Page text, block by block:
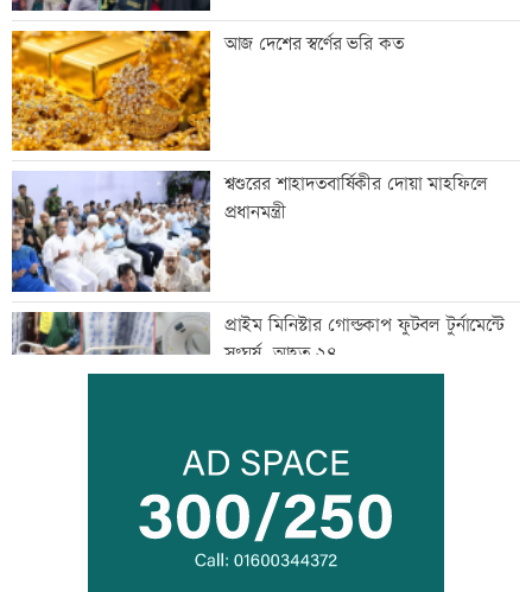
আজ দেশের স্বর্ণের ভরি কত
শ্বশুরের শাহাদতবার্ষিকীর দোয়া মাহফিলে
প্রধানমন্ত্রী
প্রাইম মিনিস্টার গোল্ডকাপ ফুটবল টুর্নামেন্টে
সংঘর্ষ, আহত ২৪
এসএসসির ফলপ্রকাশ ১০ আগস্ট, যেভাবে
জানা যাবে